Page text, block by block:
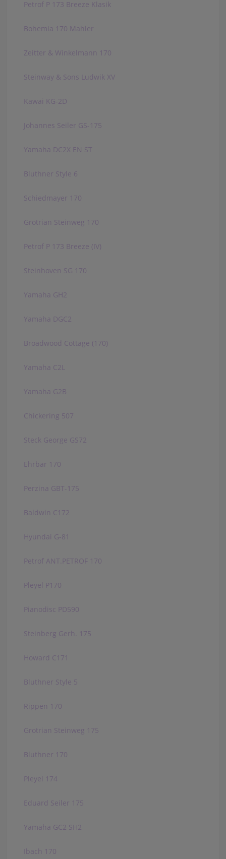
Petrof P 173 Breeze Klasik
Bohemia 170 Mahler
Zeitter & Winkelmann 170
Steinway & Sons Ludwik XV
Kawai KG-2D
Johannes Seiler GS-175
Yamaha DC2X EN ST
Bluthner Style 6
Schiedmayer 170
Grotrian Steinweg 170
Petrof P 173 Breeze (IV)
Steinhoven SG 170
Yamaha GH2
Yamaha DGC2
Broadwood Cottage (170)
Yamaha C2L
Yamaha G2B
Chickering 507
Steck George GS72
Ehrbar 170
Perzina GBT-175
Baldwin C172
Hyundai G-81
Petrof ANT.PETROF 170
Pleyel P170
Pianodisc PD590
Steinberg Gerh. 175
Howard C171
Bluthner Style 5
Rippen 170
Grotrian Steinweg 175
Bluthner 170
Pleyel 174
Eduard Seiler 175
Yamaha GC2 SH2
Ibach 170